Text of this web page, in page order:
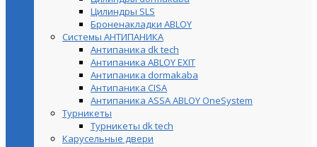
Цилиндры SLS
Броненакладки ABLOY
Системы АНТИПАНИКА
Антипаника dk tech
Антипаника ABLOY EXIT
Антипаника dormakaba
Антипаника СISA
Антипаника ASSA ABLOY OneSystem
Турникеты
Турникеты dk tech
Карусельные двери